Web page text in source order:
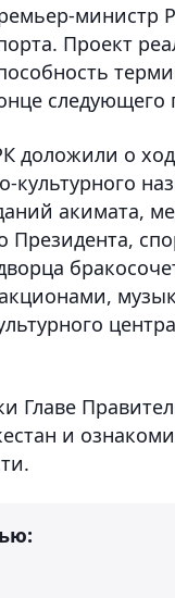
Проект
следующего
доложили о
культурного
акимата,
Президента,
Главе
и